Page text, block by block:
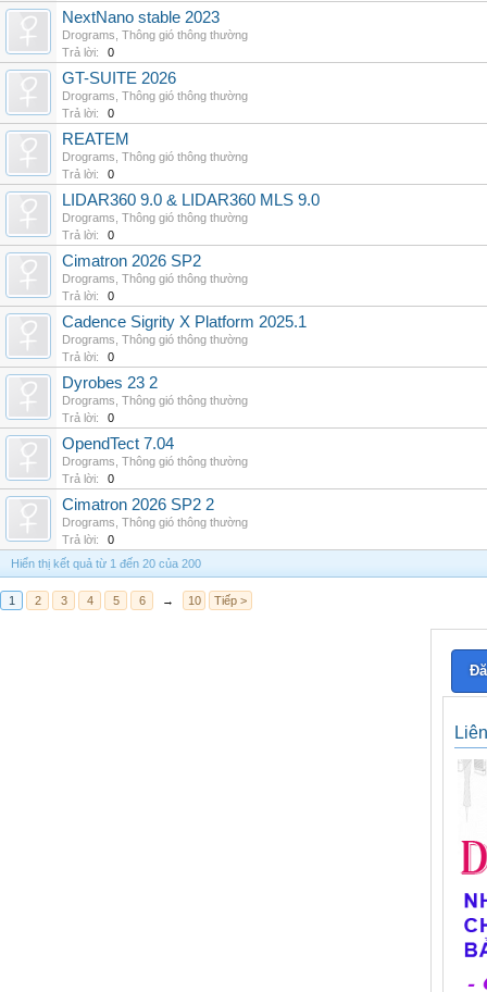
NextNano stable 2023
Drograms Thông gió thông thường
Trả lời:
0
GT-SUITE 2026
Drograms Thông gió thông thường
Trả lời:
0
REATEM
Drograms Thông gió thông thường
Trả lời:
0
LIDAR360 9.0 & LIDAR360 MLS 9.0
Drograms Thông gió thông thường
Trả lời:
0
Cimatron 2026 SP2
Drograms Thông gió thông thường
Trả lời:
0
Cadence Sigrity X Platform 2025.1
Drograms Thông gió thông thường
Trả lời:
0
Dyrobes 23 2
Drograms Thông gió thông thường
Trả lời:
0
OpendTect 7.04
Drograms Thông gió thông thường
Trả lời:
0
Cimatron 2026 SP2 2
Drograms Thông gió thông thường
Trả lời:
0
Hiển thị kết quả từ 1 đến 20 của 200
1 2 3 4 5 6 → 10 Tiếp >